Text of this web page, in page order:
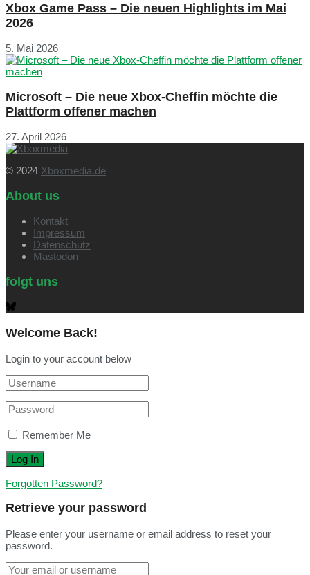
Xbox Game Pass – Die neuen Highlights im Mai
2026
5. Mai 2026
Microsoft – Die neue Xbox-Cheffin möchte die
Plattform offener machen
27. April 2026
© 2024 Xboxmedia.de
About us
Kontakt
Impressum
Datenschutz
Mastodon
folgt uns
Welcome Back!
Login to your account below
Remember Me
Forgotten Password?
Retrieve your password
Please enter your username or email address to reset your
password.